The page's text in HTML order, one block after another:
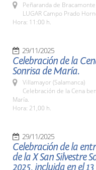
Peñaranda de
LUGAR Campo Prado
Hora: 11:00 h.
29/11/2025
Celebración de la
Sonrisa de María.
Villamayor (Salamanca)
Celebración de la Cena
María.
Hora: 21,00 h.
29/11/2025
Celebración de la
de la X San Silvestre
2025, incluida en el